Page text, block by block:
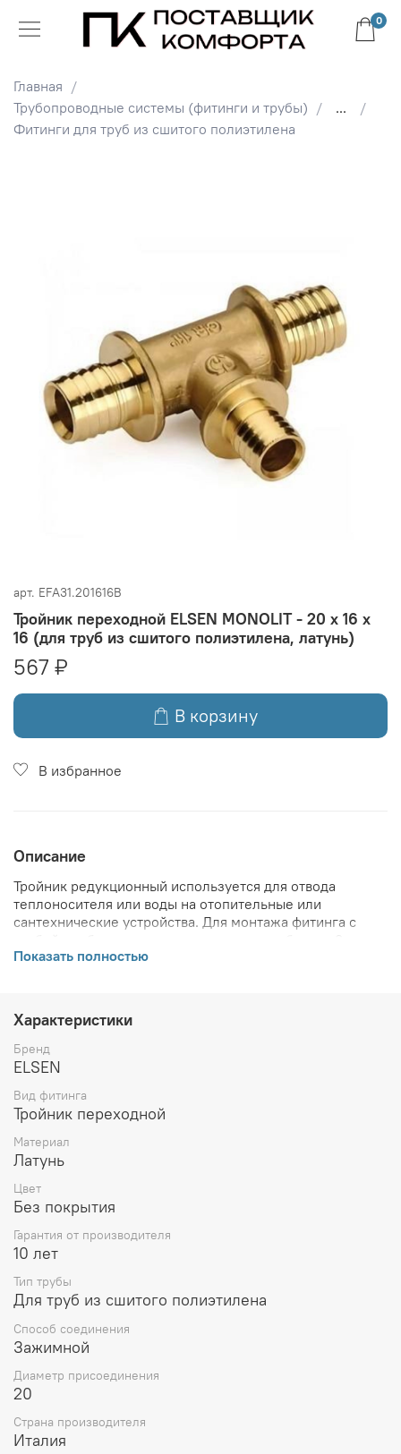
0
Главная
Трубопроводные системы (фитинги и трубы)
...
Фитинги для труб из сшитого полиэтилена
арт. EFA31.201616B
Тройник переходной ELSEN MONOLIT - 20 x 16 x
16 (для труб из сшитого полиэтилена, латунь)
567 ₽
В корзину
В избранное
Описание
Тройник редукционный используется для отвода
теплоносителя или воды на отопительные или
сантехнические устройства. Для монтажа фитинга с
надвижных гильзы соответствующих диаметров.
габаритах, внешнем виде и цвете, стране производства
и основываются на последних доступных сведениях от
производителя. Производитель оставляет за собой
право в любой момент без обязательного извещения
вносить изменения в дизайн и технические
характеристики, не ухудшающие потребительских
Показать полностью
Характеристики
Бренд
ELSEN
Вид фитинга
Тройник переходной
Материал
Латунь
Цвет
Без покрытия
Гарантия от производителя
10 лет
Тип трубы
Для труб из сшитого полиэтилена
Способ соединения
Зажимной
Диаметр присоединения
20
Страна производителя
Италия